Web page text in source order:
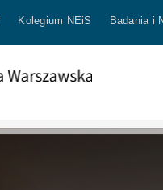
Kolegium NEiS Badania i